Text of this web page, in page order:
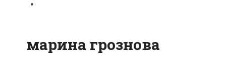
марина грознова